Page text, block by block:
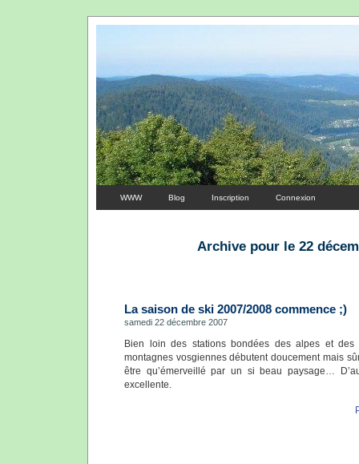
WWW Blog Inscription Connexion
Archive pour le 22
La saison de ski 2007/2008 commence ;)
samedi 22 décembre 2007
Bien loin des stations bondées des alpes et des
montagnes vosgiennes débutent doucement mais
être qu’émerveillé par un si beau paysage…
excellente.